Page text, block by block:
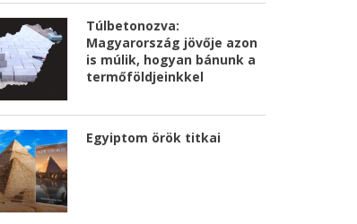
Túlbetonozva:
Magyarország jövője azon
is múlik, hogyan bánunk a
termőföldjeinkkel
Egyiptom örök titkai